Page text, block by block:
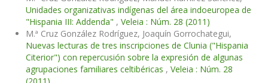
Unidades organizativas indígenas del área indoeuropea de
"Hispania III: Addenda" , Veleia : Núm. 28 (2011)
M.ª Cruz González Rodríguez, Joaquín Gorrochategui,
Nuevas lecturas de tres inscripciones de Clunia ("Hispania
Citerior") con repercusión sobre la expresión de algunas
agrupaciones familiares celtibéricas , Veleia : Núm. 28